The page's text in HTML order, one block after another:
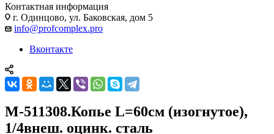
Контактная информация
г. Одинцово, ул. Баковская, дом 5
info@profcomplex.pro
Вконтакте
М-511308.Копье L=60см (изогнутое),
1/4внеш. оцинк. сталь